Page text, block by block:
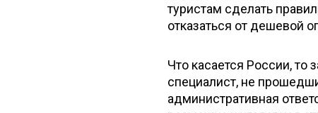
туристам сделать
отказаться от дешевой
Что касается России,
специалист, не
административная